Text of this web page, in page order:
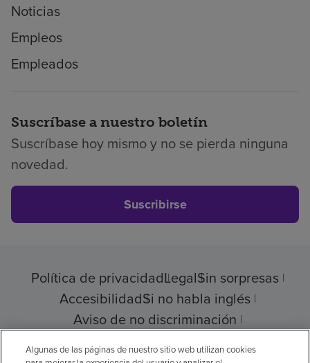
Noticias
Empleos
Empleados
Suscríbase a nuestro boletín
Suscríbase hoy mismo y no se pierda ninguna
novedad.
Suscribirse
Política de privacidadLegalSin sorpresas
AccesibilidadSi no habla inglés
Aviso de no discriminación
Cumplimiento de los proveedores
Algunas de las páginas de nuestro sitio web utilizan cookies